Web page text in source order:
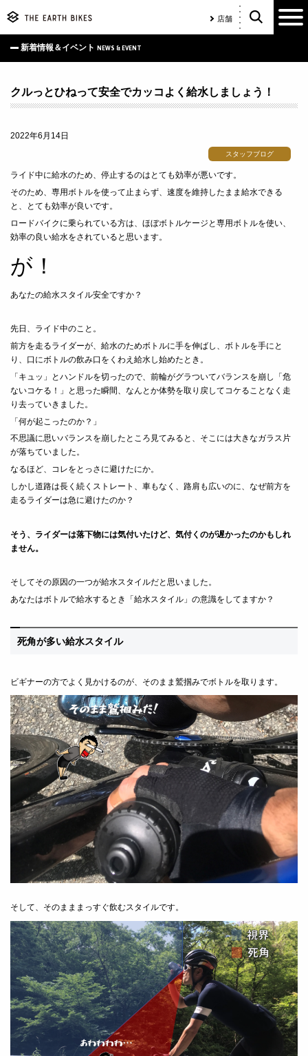
店舗
新着情報＆イベント NEWS & EVENT
クルっとひねって安全でカッコよく給水しましょう！
2022年6月14日
スタッフブログ
ライド中に給水のため、停止するのはとても効率が悪いです。
そのため、専用ボトルを使って止まらず、速度を維持したまま給水できる
と、とても効率が良いです。
ロードバイクに乗られている方は、ほぼボトルケージと専用ボトルを使い、
効率の良い給水をされていると思います。
が！
あなたの給水スタイル安全ですか？
先日、ライド中のこと。
前方を走るライダーが、給水のためボトルに手を伸ばし、ボトルを手にと
り、口にボトルの飲み口をくわえ給水し始めたとき。
「キュッ」とハンドルを切ったので、前輪がグラついてバランスを崩し「危
ないコケる！」と思った瞬間、なんとか体勢を取り戻してコケることなく走
り去っていきました。
「何が起こったのか？」
不思議に思いバランスを崩したところ見てみると、そこには大きなガラス片
が落ちていました。
なるほど、コレをとっさに避けたにか。
しかし道路は長く続くストレート、車もなく、路肩も広いのに、なぜ前方を
走るライダーは急に避けたのか？
そう、ライダーは落下物には気付いたけど、気付くのが遅かったのかもしれ
ません。
そしてその原因の一つが給水スタイルだと思いました。
あなたはボトルで給水するとき「給水スタイル」の意識をしてますか？
死角が多い給水スタイル
ビギナーの方でよく見かけるのが、そのまま鷲掴みでボトルを取ります。
そして、そのまままっすぐ飲むスタイルです。